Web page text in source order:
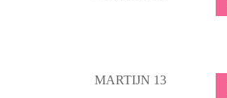
MARTIJN 13